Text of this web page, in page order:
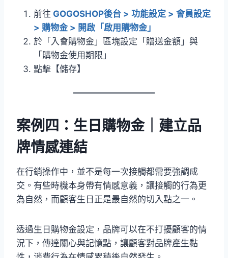
前往 GOGOSHOP後台 > 功能設定 > 會員設定
> 購物金 > 開啟「啟用購物金」
於「入會購物金」區塊設定「贈送金額」與
「購物金使用期限」
點擊【儲存】
案例四：生日購物金｜建立品
牌情感連結
在行銷操作中，並不是每一次接觸都需要強調成
交。有些時機本身帶有情感意義，讓接觸的行為更
為自然，而顧客生日正是最自然的切入點之一。
透過生日購物金設定，品牌可以在不打擾顧客的情
況下，傳達關心與記憶點，讓顧客對品牌產生黏